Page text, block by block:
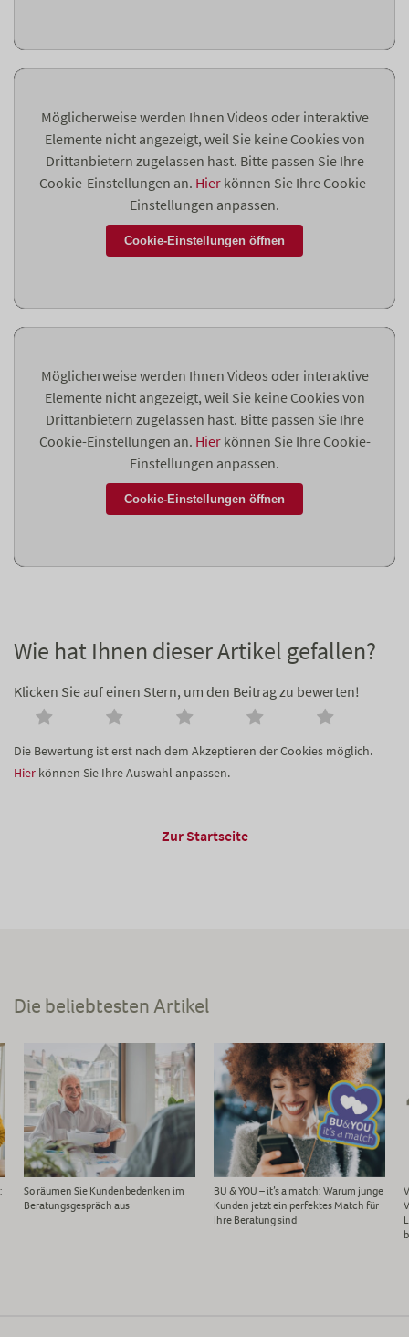
Möglicherweise werden Ihnen Videos oder interaktive
Elemente nicht angezeigt, weil Sie keine Cookies von
Drittanbietern zugelassen hast. Bitte passen Sie Ihre
Cookie-Einstellungen an. Hierkönnen Sie Ihre Cookie-
Einstellungen anpassen.
Cookie-Einstellungen öffnen
Möglicherweise werden Ihnen Videos oder interaktive
Elemente nicht angezeigt, weil Sie keine Cookies von
Drittanbietern zugelassen hast. Bitte passen Sie Ihre
Cookie-Einstellungen an. Hierkönnen Sie Ihre Cookie-
Einstellungen anpassen.
Cookie-Einstellungen öffnen
Wie hat Ihnen dieser Artikel gefallen?
Klicken Sie auf einen Stern, um den Beitrag zu bewerten!
Die Bewertung ist erst nach dem Akzeptieren der Cookies möglich.
Hier können Sie Ihre Auswahl anpassen.
Zur Startseite
Die beliebtesten Artikel
So räumen Sie Kundenbedenken im
Beratungsgespräch aus
BU & YOU – it’s a match: Warum junge
Kunden jetzt ein perfektes Match für
Ihre Beratung sind